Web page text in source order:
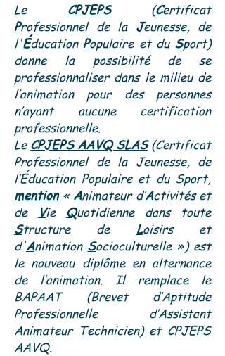
Le CPJEPS(Certificat
Professionnel de la Jeunesse, de
l'Éducation Populaire et du Sport)
donne la possibilité de se
professionnaliser dans le milieu de
l’animation pour des personnes
n’ayant aucune certification
professionnelle.
Le CPJEPS AAVQ SLAS(Certificat
Professionnel de la Jeunesse, de
l’Éducation Populaire et du Sport,
mention « Animateur d’Activités et
de
Vie Quotidienne dans toute
Structure de Loisirs et
d'Animation Socioculturelle ») est
le nouveau diplôme en alternance
de l’animation. Il remplace le
BAPAAT (Brevet d’Aptitude
Professionnelle d’Assistant
Animateur Technicien) et CPJEPS
AAVQ.